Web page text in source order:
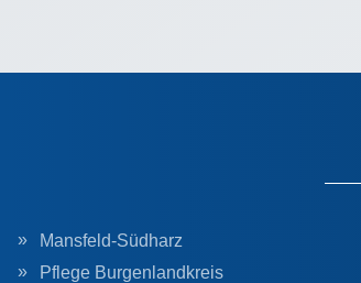
Mansfeld-Südharz
Pflege Burgenlandkreis